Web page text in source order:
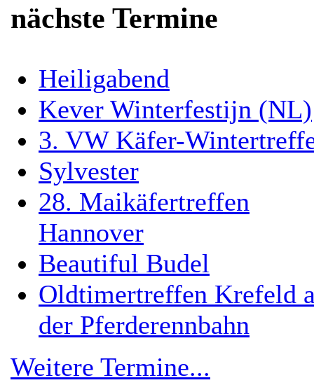
nächste Termine
Heiligabend
Kever Winterfestijn (NL)
3. VW Käfer-
Sylvester
28. Maikäfertreffen
Hannover
Beautiful Budel
Oldtimertreffen Krefeld
der Pferderennbahn
Weitere Termine...